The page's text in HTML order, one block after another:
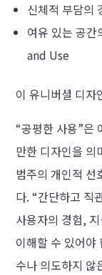
신체적 부담의
여유 있는 공간
and Use
이 유니버셜 디자
“공평한 사용”은
만한 디자인을 의
범주의 개인적 선
다. “간단하고 직
사용자의 경험,
이해할 수 있어야
수나 의도하지 않